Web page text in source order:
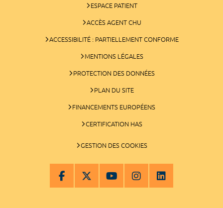
ESPACE PATIENT
ACCÈS AGENT CHU
ACCESSIBILITÉ : PARTIELLEMENT CONFORME
MENTIONS LÉGALES
PROTECTION DES DONNÉES
PLAN DU SITE
FINANCEMENTS EUROPÉENS
CERTIFICATION HAS
GESTION DES COOKIES